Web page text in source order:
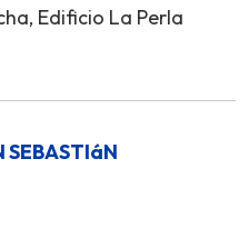
Edificio La Perla
SEBASTIáN